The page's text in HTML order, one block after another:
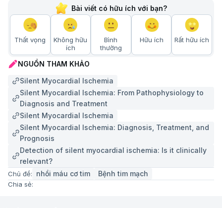
Bài viết có hữu ích với bạn?
Thất vọng
Không hữu
ích
Bình
thường
Hữu ích Rất hữu ích
NGUỒN THAM KHẢO
Silent Myocardial Ischemia
Silent Myocardial Ischemia: From Pathophysiology to
Diagnosis and Treatment
Silent Myocardial Ischemia
Silent Myocardial Ischemia: Diagnosis, Treatment, and
Prognosis
Detection of silent myocardial ischemia: Is it clinically
relevant?
Chủ đề: nhồi máu cơ tim Bệnh tim mạch
Chia sẻ: